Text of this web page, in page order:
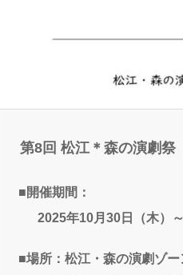
第8回 松江＊森の演劇祭
■開催期間：
2025年10月30日（木）
■場所：松江・森の演劇ゾー